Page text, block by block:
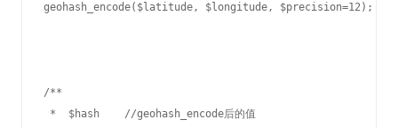
geohash_encode($latitude, $longitude, $precision=12);
/**
*  $hash    //geohash_encode后的值